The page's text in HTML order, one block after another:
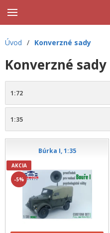
Úvod / Konverzné sady
Konverzné sady
1:72
1:35
Búrka I, 1:35
AKCIA
-5%